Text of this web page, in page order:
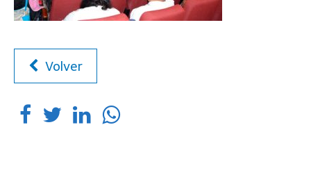
Volver